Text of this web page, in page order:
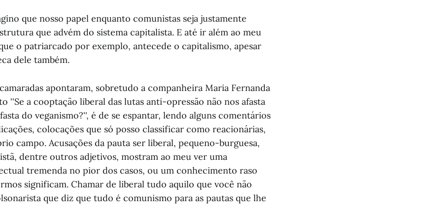
que nosso papel enquanto comunistas seja justamente
que advém do sistema capitalista. E até ir além ao meu
o patriarcado por exemplo, antecede o capitalismo, apesar
dele também.
apontaram, sobretudo a companheira Maria Fernanda
''Se a cooptação liberal das lutas anti-opressão não nos afasta
do veganismo?'', é de se espantar, lendo alguns comentários
colocações que só posso classificar como reacionárias,
campo. Acusações da pauta ser liberal, pequeno-burguesa,
dentre outros adjetivos, mostram ao meu ver uma
tremenda no pior dos casos, ou um conhecimento raso
significam. Chamar de liberal tudo aquilo que você não
que diz que tudo é comunismo para as pautas que lhe